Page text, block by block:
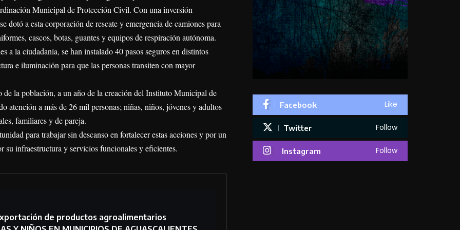
Municipal de Protección Civil. Con una inversión
dotó a esta corporación de rescate y emergencia de camiones para
cascos, botas, guantes y equipos de respiración autónoma.
a la ciudadanía, se han instalado 40 pasos seguros en distintos
e iluminación para que las personas transiten con mayor
de la población, a un año de la creación del Instituto Municipal de
a más de 26 mil personas; niñas, niños, jóvenes y adultos
familiares y de pareja.
para trabajar sin descanso en fortalecer estas acciones y por un
su infraestructura y servicios funcionales y eficientes.
de productos agroalimentarios
Facebook Like
Twitter Follow
Instagram Follow